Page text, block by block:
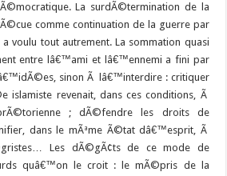
La surdÃ©termination de la
comme continuation de la guerre par
voulu tout autrement.La sommation quasi
entre lâ€™ami et lâ€™ennemi a fini par
sinon Ã lâ€™interdire : critiquer
islamiste revenait, dans ces conditions, Ã
; dÃ©fendre les droits de
dans le mÃªme Ã©tat dâ€™esprit, Ã
Les dÃ©gÃ¢ts de ce mode de
quâ€™on le croit : le mÃ©pris de la